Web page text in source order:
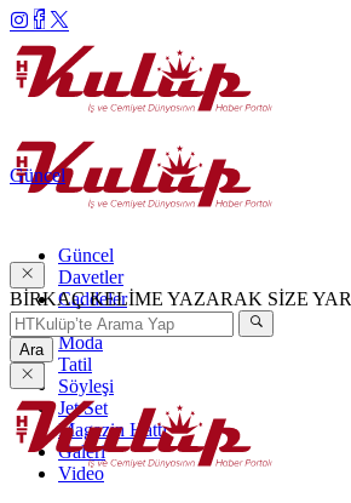
Güncel
Davetler
Caddeler
Haftanın Şıkları
Moda
Tatil
Söyleşi
Jet Set
Magazin Hattı
Galeri
Video
Güncel
BİRKAÇ KELİME YAZARAK SİZE
Ara